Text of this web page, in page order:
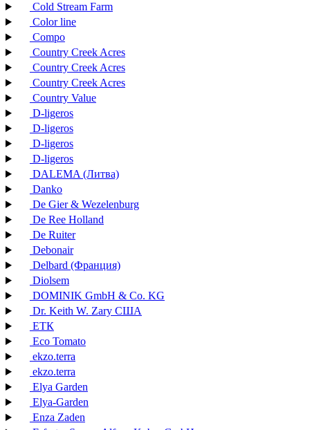
Cold Stream Farm
Color line
Compo
Country Creek Acres
Country Creek Acres
Country Creek Acres
Country Value
D-ligeros
D-ligeros
D-ligeros
D-ligeros
DALEMA (Литва)
Danko
De Gier & Wezelenburg
De Ree Holland
De Ruiter
Debonair
Delbard (Франция)
Diolsem
DOMINIK GmbH & Co. KG
Dr. Keith W. Zary США
EТК
Eco Tomato
ekzo.terra
ekzo.terra
Elya Garden
Elya-Garden
Enza Zaden